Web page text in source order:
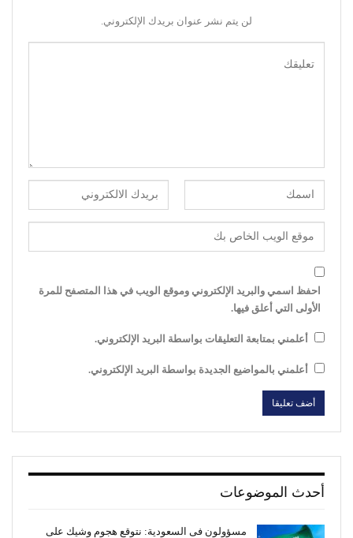
لن يتم نشر عنوان بريدك الإلكتروني.
احفظ اسمي والبريد الإلكتروني وموقع الويب في هذا المتصفح للمرة
الأولى التي أعلق فيها.
أعلمني بمتابعة التعليقات بواسطة البريد الإلكتروني.
أعلمني بالمواضيع الجديدة بواسطة البريد الإلكتروني.
أحدث الموضوعات
مسؤولون فى السعودية: نتوقع هجوم وشيك على